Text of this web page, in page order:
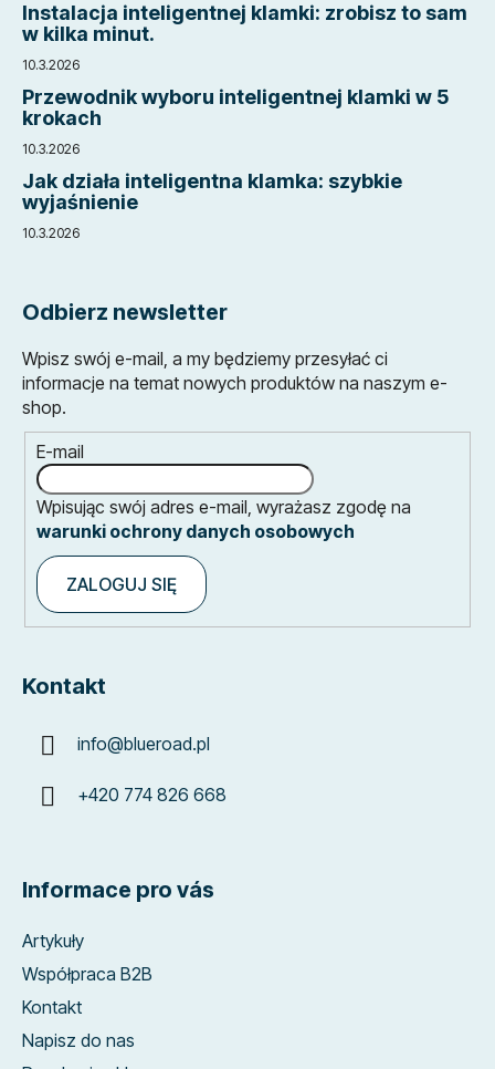
Instalacja inteligentnej klamki: zrobisz to sam
w kilka minut.
10.3.2026
Przewodnik wyboru inteligentnej klamki w 5
krokach
10.3.2026
Jak działa inteligentna klamka: szybkie
wyjaśnienie
10.3.2026
Odbierz newsletter
Wpisz swój e-mail, a my będziemy przesyłać ci
informacje na temat nowych produktów na naszym e-
shop.
E-mail
Wpisując swój adres e-mail, wyrażasz zgodę na
warunki ochrony danych osobowych
ZALOGUJ SIĘ
Kontakt
info@blueroad.pl
+420 774 826 668
Informace pro vás
Artykuły
Współpraca B2B
Kontakt
Napisz do nas